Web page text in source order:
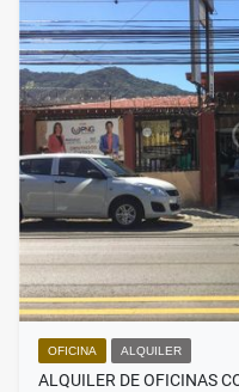
OFICINA ALQUILER
ALQUILER DE OFICINAS